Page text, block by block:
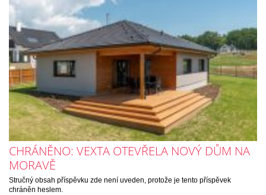
CHRÁNĚNO: VEXTA OTEVŘELA NOVÝ DŮM NA
MORAVĚ
Stručný obsah příspěvku zde není uveden, protože je tento příspěvek
chráněn heslem.